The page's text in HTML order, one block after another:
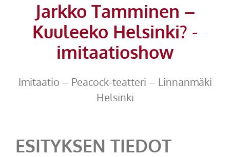
Jarkko Tamminen –
Kuuleeko Helsinki? -
imitaatioshow
Imitaatio – Peacock-teatteri – Linnanmäki
Helsinki
ESITYKSEN TIEDOT